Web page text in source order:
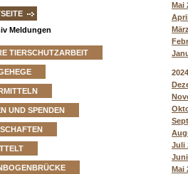
Meldungen
TIERSCHUTZARBEIT
UND SPENDEN
Mai
2024
Juli
Mai